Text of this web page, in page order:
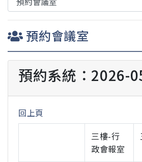
預約會議室
預約系統：2026-
回上頁
三樓-行
政會報室